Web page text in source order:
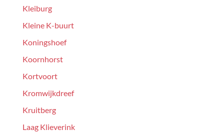
Kleiburg
Kleine K-buurt
Koningshoef
Koornhorst
Kortvoort
Kromwijkdreef
Kruitberg
Laag Klieverink